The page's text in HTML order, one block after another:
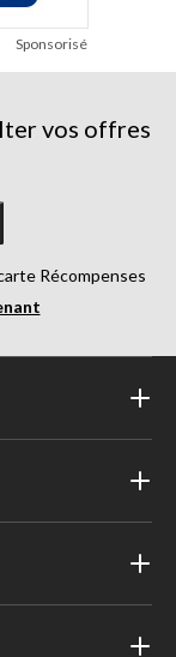
Sponsorisé
vos offres
Récompenses